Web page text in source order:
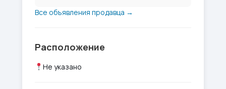
Все объявления продавца →
Расположение
Не указано